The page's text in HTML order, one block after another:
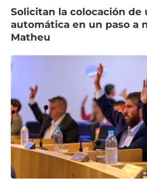
Solicitan la colocación de
automática en un paso a
Matheu